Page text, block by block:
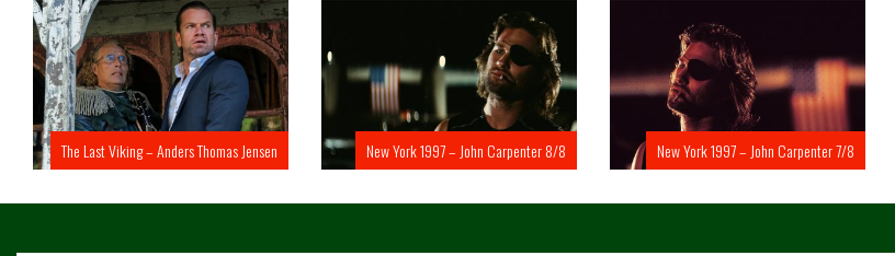
The Last Viking – Anders Thomas Jensen New York 1997 – John Carpenter 8/8 New York 1997 – John Carpenter 7/8